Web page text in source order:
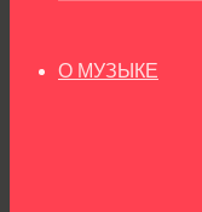
О МУЗЫКЕ